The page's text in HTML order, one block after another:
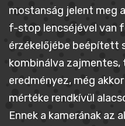
mostanság jelent meg
f-stop lencséjével van
érzékelőjébe beépített
kombinálva
eredményez, még
mértéke rendkívül
Ennek a kamerának az